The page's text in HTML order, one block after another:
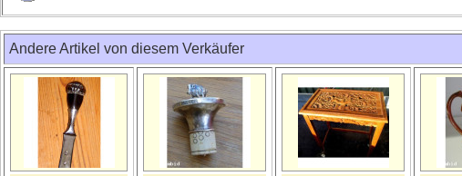
Andere Artikel von diesem Verkäufer